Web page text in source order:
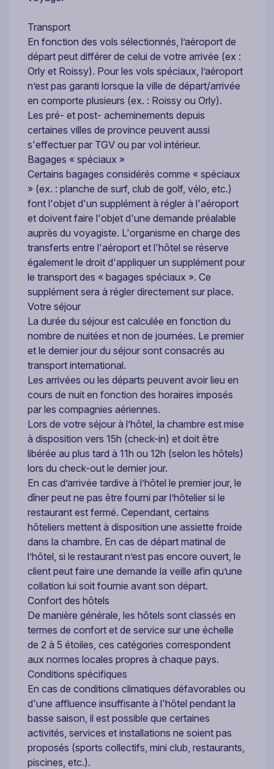
Transport
En fonction des vols sélectionnés, l’aéroport de
départ peut différer de celui de votre arrivée (ex :
Orly et Roissy). Pour les vols spéciaux, l’aéroport
n’est pas garanti lorsque la ville de départ/arrivée
en comporte plusieurs (ex. : Roissy ou Orly).
Les pré- et post- acheminements depuis
certaines villes de province peuvent aussi
s'effectuer par TGV ou par vol intérieur.
Bagages « spéciaux »
Certains bagages considérés comme « spéciaux
» (ex. : planche de surf, club de golf, vélo, etc.)
font l'objet d'un supplément à régler à l'aéroport
et doivent faire l'objet d'une demande préalable
auprès du voyagiste. L'organisme en charge des
transferts entre l'aéroport et l'hôtel se réserve
également le droit d'appliquer un supplément pour
le transport des « bagages spéciaux ». Ce
supplément sera à régler directement sur place.
Votre séjour
La durée du séjour est calculée en fonction du
nombre de nuitées et non de journées. Le premier
et le dernier jour du séjour sont consacrés au
transport international.
Les arrivées ou les départs peuvent avoir lieu en
cours de nuit en fonction des horaires imposés
par les compagnies aériennes.
Lors de votre séjour à l’hôtel, la chambre est mise
à disposition vers 15h (check-in) et doit être
libérée au plus tard à 11h ou 12h (selon les hôtels)
lors du check-out le dernier jour.
En cas d’arrivée tardive à l’hôtel le premier jour, le
dîner peut ne pas être fourni par l’hôtelier si le
restaurant est fermé. Cependant, certains
hôteliers mettent à disposition une assiette froide
dans la chambre. En cas de départ matinal de
l’hôtel, si le restaurant n’est pas encore ouvert, le
client peut faire une demande la veille afin qu’une
collation lui soit fournie avant son départ.
Confort des hôtels
De manière générale, les hôtels sont classés en
termes de confort et de service sur une échelle
de 2 à 5 étoiles, ces catégories correspondent
aux normes locales propres à chaque pays.
Conditions spécifiques
En cas de conditions climatiques défavorables ou
d'une affluence insuffisante à l'hôtel pendant la
basse saison, il est possible que certaines
activités, services et installations ne soient pas
proposés (sports collectifs, mini club, restaurants,
piscines, etc.).